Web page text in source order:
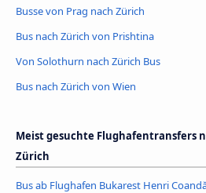
Busse von Prag nach Zürich
Bus nach Zürich von Prishtina
Von Solothurn nach Zürich Bus
Bus nach Zürich von Wien
Meist gesuchte Flughafentransfers
Zürich
Bus ab Flughafen Bukarest Henri